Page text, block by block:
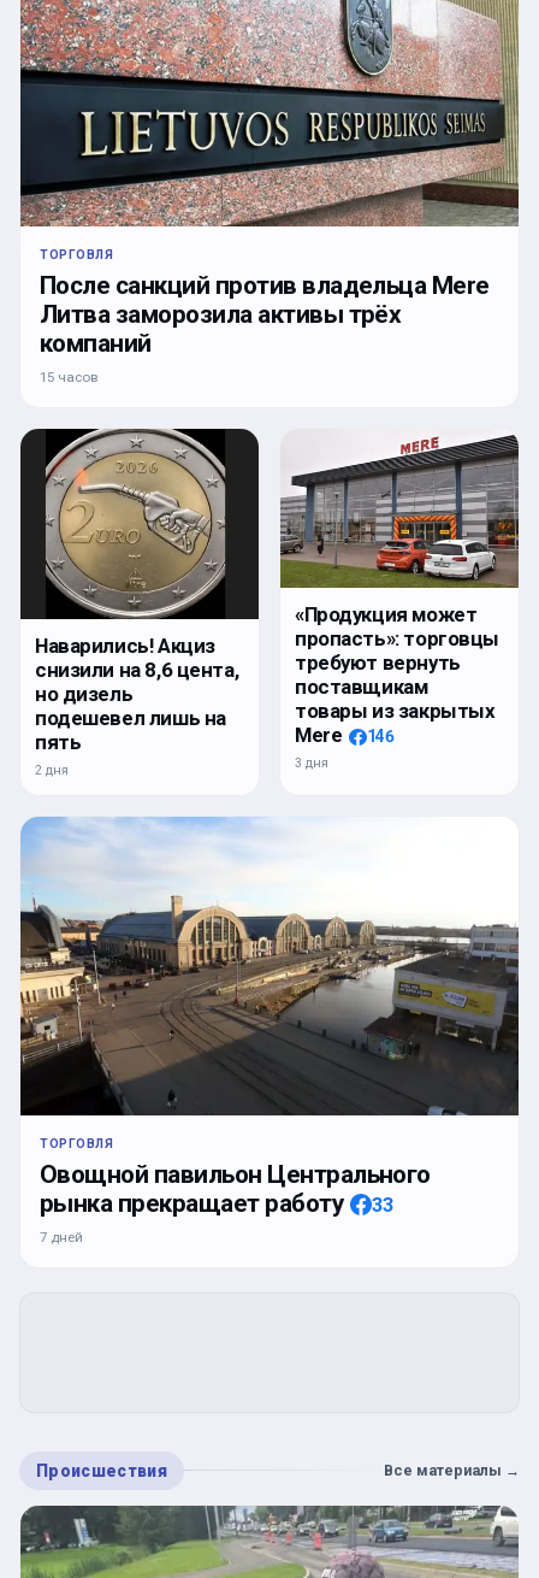
ТОРГОВЛЯ
После санкций против владельца Mere
Литва заморозила активы трёх
компаний
15 часов
Наварились! Акциз
снизили на 8,6 цента,
но дизель
подешевел лишь на
пять
2 дня
«Продукция может
пропасть»: торговцы
требуют вернуть
поставщикам
товары из закрытых
Mere
146
3 дня
ТОРГОВЛЯ
Овощной павильон Центрального
рынка прекращает работу
33
7 дней
Происшествия Все материалы →